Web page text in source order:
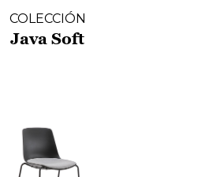
COLECCIÓN
Java Soft